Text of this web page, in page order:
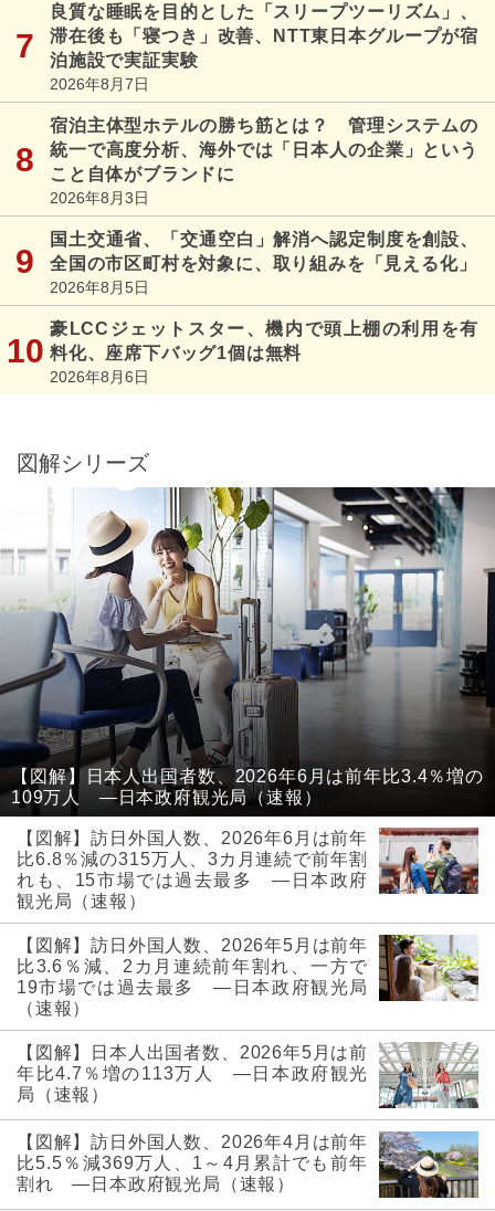
良質な睡眠を目的とした「スリープツーリズム」、
滞在後も「寝つき」改善、NTT東日本グループが宿
泊施設で実証実験
2026年8月7日
宿泊主体型ホテルの勝ち筋とは？ 管理システムの
統一で高度分析、海外では「日本人の企業」という
こと自体がブランドに
2026年8月3日
国土交通省、「交通空白」解消へ認定制度を創設、
全国の市区町村を対象に、取り組みを「見える化」
2026年8月5日
豪LCCジェットスター、機内で頭上棚の利用を有
料化、座席下バッグ1個は無料
2026年8月6日
図解シリーズ
【図解】日本人出国者数、2026年6月は前年比3.4％増の
109万人 ―日本政府観光局（速報）
【図解】訪日外国人数、2026年6月は前年
比6.8％減の315万人、3カ月連続で前年割
れも、15市場では過去最多 ―日本政府
観光局（速報）
【図解】訪日外国人数、2026年5月は前年
比3.6％減、2カ月連続前年割れ、一方で
19市場では過去最多 ―日本政府観光局
（速報）
【図解】日本人出国者数、2026年5月は前
年比4.7％増の113万人 ―日本政府観光
局（速報）
【図解】訪日外国人数、2026年4月は前年
比5.5％減369万人、1～4月累計でも前年
割れ ―日本政府観光局（速報）